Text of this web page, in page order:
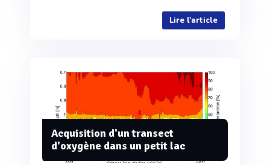
Lire l'article
Acquisition d'un transect
d'oxygène dans un petit lac